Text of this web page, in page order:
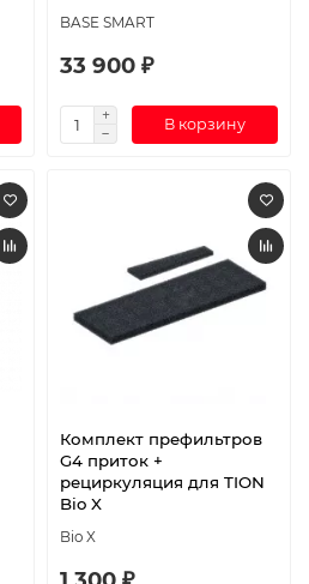
BASE SMART
33 900 ₽
В корзину
Комплект префильтров
G4 приток +
рециркуляция для TION
Bio X
Bio X